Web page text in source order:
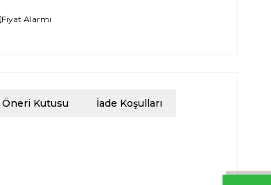
Fiyat Alarmı
Öneri Kutusu İade Koşulları